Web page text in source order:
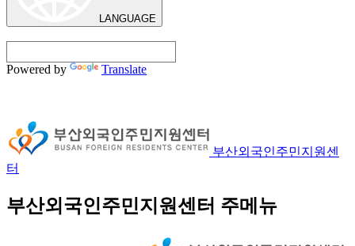
LANGUAGE
Powered by Translate
부산외국인주민지원센
터
부산외국인주민지원센터 주메뉴